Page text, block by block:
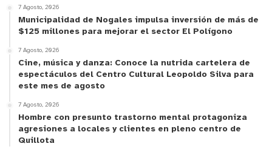
7 Agosto, 2026
Municipalidad de Nogales impulsa inversión de más de
$125 millones para mejorar el sector El Polígono
7 Agosto, 2026
Cine, música y danza: Conoce la nutrida cartelera de
espectáculos del Centro Cultural Leopoldo Silva para
este mes de agosto
7 Agosto, 2026
Hombre con presunto trastorno mental protagoniza
agresiones a locales y clientes en pleno centro de
Quillota